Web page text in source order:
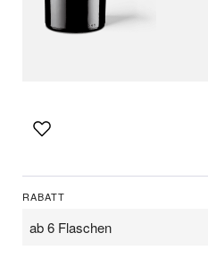
RABATT
ab6 Flaschen